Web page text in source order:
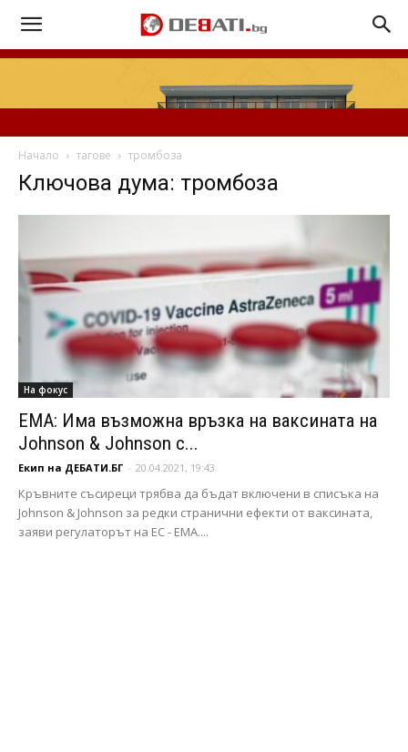
Начало тагове тромбоза
Ключова дума: тромбоза
На фокус
ЕМА: Има възможна връзка на ваксината на
Johnson & Johnson с...
Екип на ДЕБАТИ.БГ - 20.04.2021, 19:43
Кръвните съсиреци трябва да бъдат включени в списъка на
Johnson & Johnson за редки странични ефекти от ваксината,
заяви регулаторът на ЕС - ЕМА....